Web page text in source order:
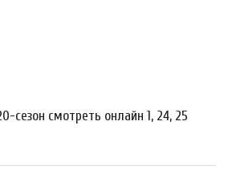
сезон смотреть онлайн 1, 24, 25